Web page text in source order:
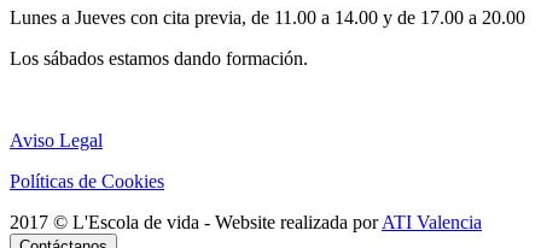
Lunes a Jueves con cita previa, de 11.00 a 14.00 y de 17.00 a 20.00
Los sábados estamos dando formación.
Aviso Legal
Políticas de Cookies
2017 © L'Escola de vida - Website realizada porATI Valencia
Facebook
Instagram
LinkedIn